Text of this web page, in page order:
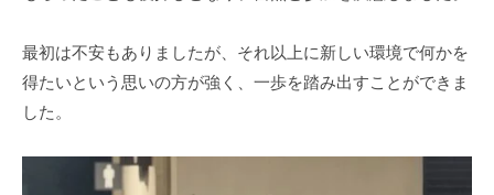
最初は不安もありましたが、それ以上に新しい環境で何かを
得たいという思いの方が強く、一歩を踏み出すことができま
した。